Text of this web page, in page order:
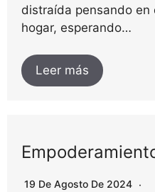
distraída pensando
hogar, esperando…
Leer más
19 De Agosto De 2024